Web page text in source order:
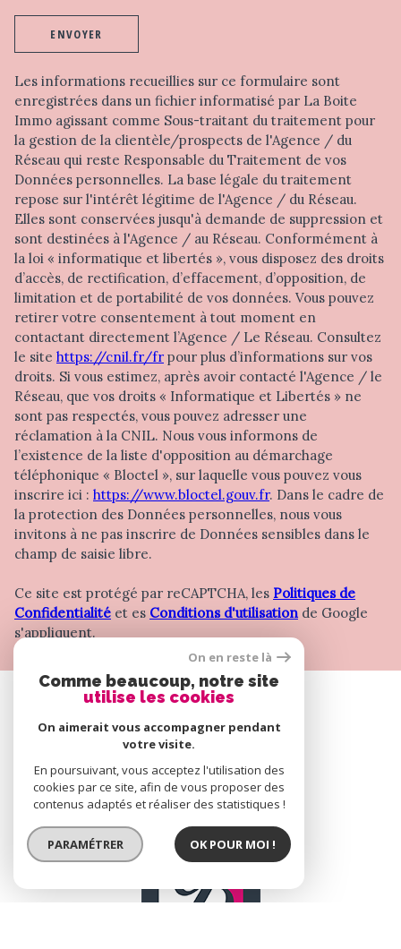
ENVOYER
Les informations recueillies sur ce formulaire sont
enregistrées dans un fichier informatisé par La Boite
Immo agissant comme Sous-traitant du traitement pour
la gestion de la clientèle/prospects de l'Agence / du
Réseau qui reste Responsable du Traitement de vos
Données personnelles. La base légale du traitement
repose sur l'intérêt légitime de l'Agence / du Réseau.
Elles sont conservées jusqu'à demande de suppression et
sont destinées à l'Agence / au Réseau. Conformément à
la loi « informatique et libertés », vous disposez des droits
d’accès, de rectification, d’effacement, d’opposition, de
limitation et de portabilité de vos données. Vous pouvez
retirer votre consentement à tout moment en
contactant directement l’Agence / Le Réseau. Consultez
le site https://cnil.fr/fr pour plus d’informations sur vos
droits. Si vous estimez, après avoir contacté l'Agence / le
Réseau, que vos droits « Informatique et Libertés » ne
sont pas respectés, vous pouvez adresser une
réclamation à la CNIL. Nous vous informons de
l’existence de la liste d'opposition au démarchage
téléphonique « Bloctel », sur laquelle vous pouvez vous
inscrire ici : https://www.bloctel.gouv.fr. Dans le cadre de
la protection des Données personnelles, nous vous
invitons à ne pas inscrire de Données sensibles dans le
champ de saisie libre.
Ce site est protégé par reCAPTCHA, les Politiques de
Confidentialité et es Conditions d'utilisation de Google
s'appliquent.
SE CONNECTER
On en reste là
Comme beaucoup, notre site
utilise les cookies
On aimerait vous accompagner pendant
votre visite.
En poursuivant, vous acceptez l'utilisation des
cookies par ce site, afin de vous proposer des
contenus adaptés et réaliser des statistiques !
PARAMÉTRER OK POUR MOI !